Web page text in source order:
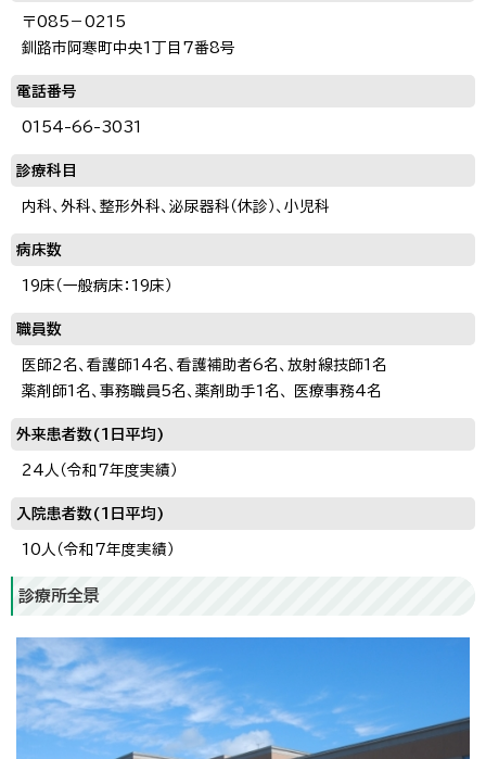
〒085－0215
釧路市阿寒町中央1丁目7番8号
電話番号
0154-66-3031
診療科目
内科、外科、整形外科、泌尿器科（休診）、小児科
病床数
19床（一般病床：19床）
職員数
医師2名、看護師14名、看護補助者6名、放射線技師1名
薬剤師1名、事務職員5名、薬剤助手1名、 医療事務4名
外来患者数(1日平均)
24人（令和7年度実績）
入院患者数(1日平均)
10人（令和7年度実績）
診療所全景